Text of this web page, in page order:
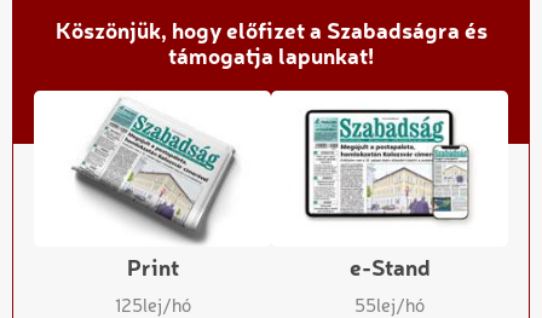
Köszönjük, hogy előfizet a Szabadságra és
támogatja lapunkat!
Print
125lej/hó
e-Stand
55lej/hó